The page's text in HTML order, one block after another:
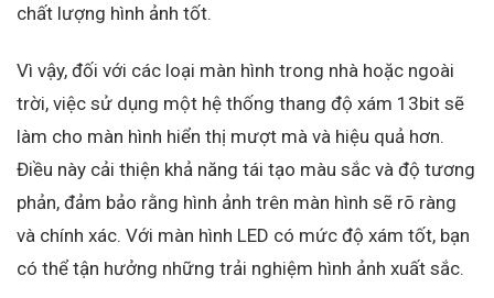
chất lượng hình ảnh tốt.
Vì vậy, đối với các loại màn hình trong nhà hoặc ngoài
trời, việc sử dụng một hệ thống thang độ xám 13bit sẽ
làm cho màn hình hiển thị mượt mà và hiệu quả hơn.
Điều này cải thiện khả năng tái tạo màu sắc và độ tương
phản, đảm bảo rằng hình ảnh trên màn hình sẽ rõ ràng
và chính xác. Với màn hình LED có mức độ xám tốt, bạn
có thể tận hưởng những trải nghiệm hình ảnh xuất sắc.